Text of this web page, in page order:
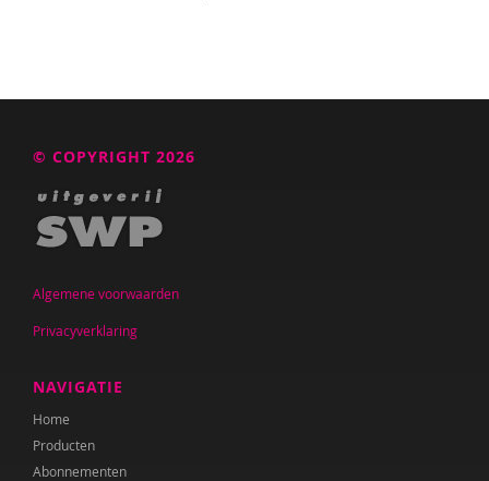
© COPYRIGHT 2026
Algemene voorwaarden
Privacyverklaring
NAVIGATIE
Home
Producten
Abonnementen